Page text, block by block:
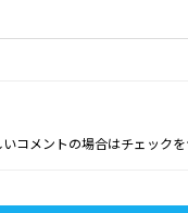
コメントの場合はチェックを